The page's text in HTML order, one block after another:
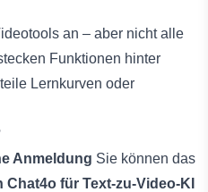
an – aber nicht alle
Funktionen hinter
Lernkurven oder
Anmeldung Sie können das
für Text-zu-Video-KI